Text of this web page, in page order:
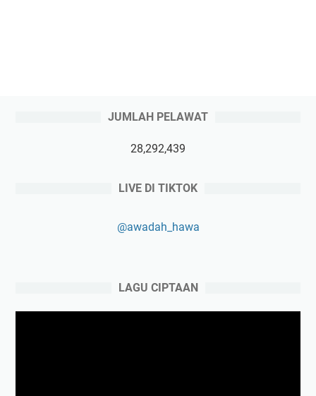
JUMLAH PELAWAT
28,292,439
LIVE DI TIKTOK
@awadah_hawa
LAGU CIPTAAN